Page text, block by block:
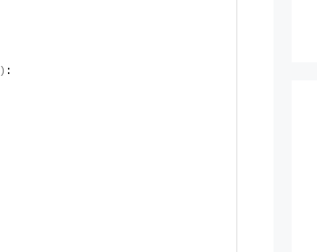
) :